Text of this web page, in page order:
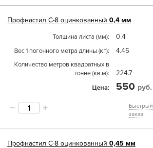
Профнастил С-8 оцинкованный 0,4 мм
Толщина листа (мм) 0.4
Вес 1 погонного метра длины (кг) 4.45
Количество метров квадратных в
тонне (кв.м)
224.7
Цена 550 руб.
Быстрый
заказ
Профнастил С-8 оцинкованный 0,45 мм